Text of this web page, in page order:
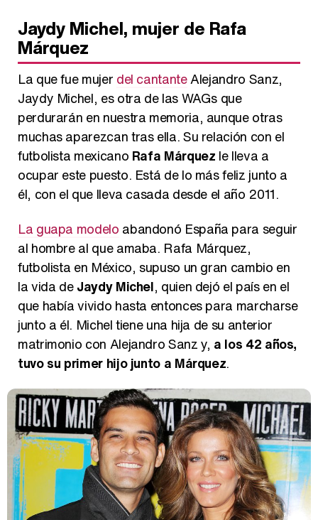
Jaydy Michel, mujer de Rafa
Márquez
La que fue mujer del cantanteAlejandro Sanz,
Jaydy Michel, es otra de las WAGs que
perdurarán en nuestra memoria, aunque otras
muchas aparezcan tras ella. Su relación con el
futbolista mexicano Rafa Márquez le lleva a
ocupar este puesto. Está de lo más feliz junto a
él, con el que lleva casada desde el año 2011.
La guapa modelo abandonó España para seguir
al hombre al que amaba. Rafa Márquez,
futbolista en México, supuso un gran cambio en
la vida deJaydy Michel, quien dejó el país en el
que había vivido hasta entonces para marcharse
junto a él. Michel tiene una hija de su anterior
matrimonio con Alejandro Sanz y, a los 42 años,
tuvo su primer hijo junto a Márquez.